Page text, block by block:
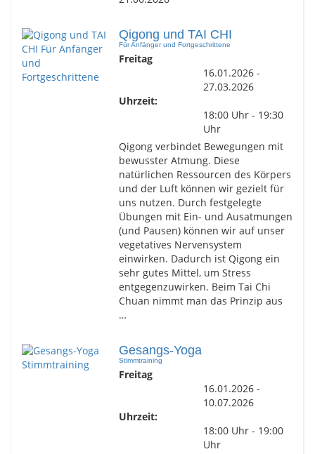
Qigong und TAI CHI
Für Anfänger und Fortgeschrittene
Freitag
16.01.2026 -
27.03.2026
Uhrzeit:
18:00 Uhr - 19:30
Uhr
Qigong verbindet Bewegungen mit
bewusster Atmung. Diese
natürlichen Ressourcen des Körpers
und der Luft können wir gezielt für
uns nutzen. Durch festgelegte
Übungen mit Ein- und Ausatmungen
(und Pausen) können wir auf unser
vegetatives Nervensystem
einwirken. Dadurch ist Qigong ein
sehr gutes Mittel, um Stress
entgegenzuwirken. Beim Tai Chi
Chuan nimmt man das Prinzip aus
…
Gesangs-Yoga
Stimmtraining
Freitag
16.01.2026 -
10.07.2026
Uhrzeit:
18:00 Uhr - 19:00
Uhr